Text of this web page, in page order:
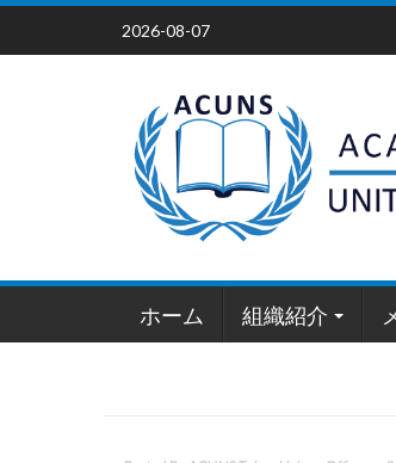
Skip
content
2026-08-07
ホーム 組織紹介